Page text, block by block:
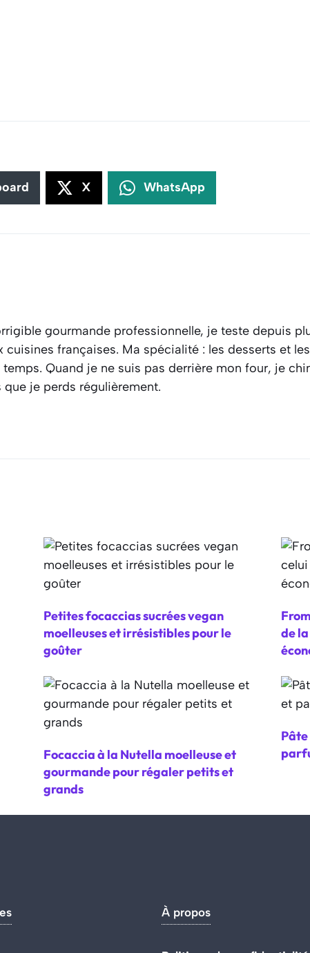
X WhatsApp
gourmande professionnelle, je teste depuis
cuisines françaises. Ma spécialité : les desserts et
Quand je ne suis pas derrière mon four, je
je perds régulièrement.
Petites focaccias sucrées vegan
moelleuses et irrésistibles pour le
goûter
de
Focaccia à la Nutella moelleuse et
gourmande pour régaler petits et
grands
À propos